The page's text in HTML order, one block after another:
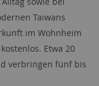
Taiwans
im Wohnheim
Etwa 20
verbringen fünf bis